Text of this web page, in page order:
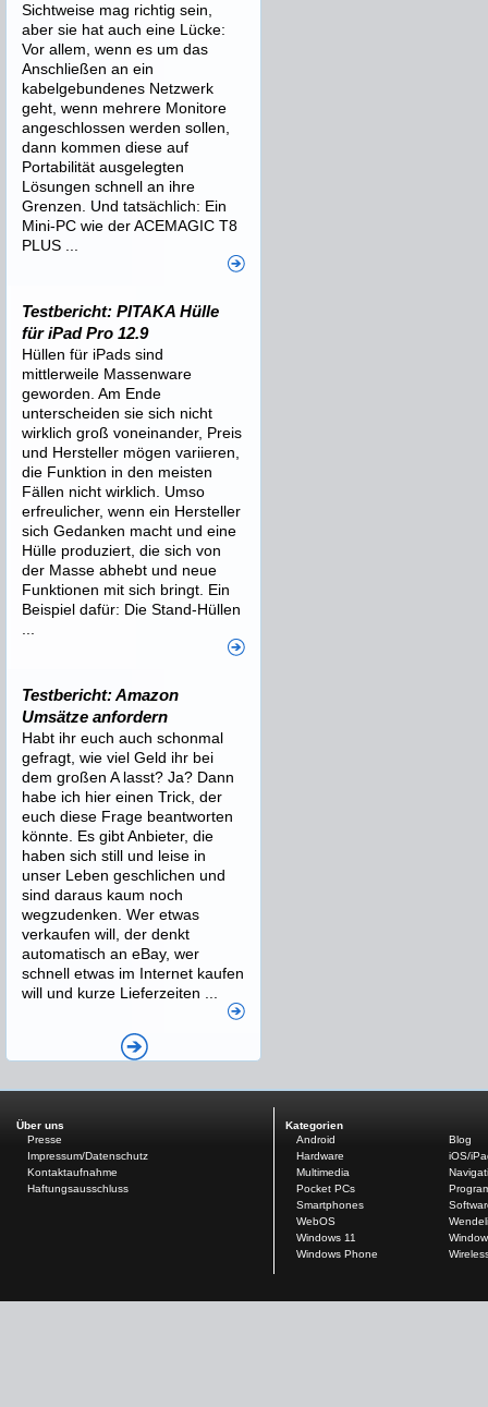
Sichtweise mag richtig sein,
aber sie hat auch eine Lücke:
Vor allem, wenn es um das
Anschließen an ein
kabelgebundenes Netzwerk
geht, wenn mehrere Monitore
angeschlossen werden sollen,
dann kommen diese auf
Portabilität ausgelegten
Lösungen schnell an ihre
Grenzen. Und tatsächlich: Ein
Mini-PC wie der ACEMAGIC T8
PLUS ...
Testbericht: PITAKA Hülle
für iPad Pro 12.9
Hüllen für iPads sind
mittlerweile Massenware
geworden. Am Ende
unterscheiden sie sich nicht
wirklich groß voneinander, Preis
und Hersteller mögen variieren,
die Funktion in den meisten
Fällen nicht wirklich. Umso
erfreulicher, wenn ein Hersteller
sich Gedanken macht und eine
Hülle produziert, die sich von
der Masse abhebt und neue
Funktionen mit sich bringt. Ein
Beispiel dafür: Die Stand-Hüllen
Testbericht: Amazon
Umsätze anfordern
Habt ihr euch auch schonmal
gefragt, wie viel Geld ihr bei
dem großen A lasst? Ja? Dann
habe ich hier einen Trick, der
euch diese Frage beantworten
könnte. Es gibt Anbieter, die
haben sich still und leise in
unser Leben geschlichen und
sind daraus kaum noch
wegzudenken. Wer etwas
verkaufen will, der denkt
automatisch an eBay, wer
schnell etwas im Internet kaufen
will und kurze Lieferzeiten ...
Über uns
Presse
Impressum/Datenschutz
Kontaktaufnahme
Haftungsausschluss
Kategorien
Android
Blog
Hardware
iOS/
Multimedia
Pocket PCs
Smartphones
WebOS
Windows 11
Windows Phone